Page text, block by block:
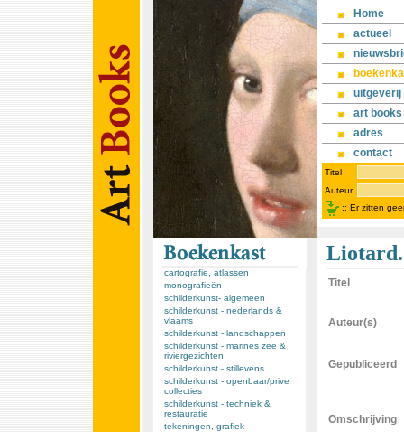
Home
actueel
uitgeverij
art books
adres
contact
Titel
Auteur
:: Er zitten
cartografie, atlassen
monografieën
schilderkunst- algemeen
schilderkunst - nederlands &
vlaams
schilderkunst - landschappen
schilderkunst - marines zee &
riviergezichten
schilderkunst - stillevens
schilderkunst - openbaar/prive
collecties
schilderkunst - techniek &
restauratie
tekeningen, grafiek
Liotard.
Titel
Auteur(s)
Gepubliceerd
Omschrijving